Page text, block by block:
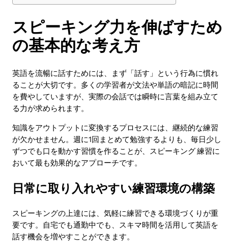
スピーキング力を伸ばすため
の基本的な考え方
英語を流暢に話すためには、まず「話す」という行為に慣れ
ることが大切です。多くの学習者が文法や単語の暗記に時間
を費やしていますが、実際の会話では瞬時に言葉を組み立て
る力が求められます。
知識をアウトプットに変換するプロセスには、継続的な練習
が欠かせません。週に1回まとめて勉強するよりも、毎日少し
ずつでも口を動かす習慣を作ることが、スピーキング 練習に
おいて最も効果的なアプローチです。
日常に取り入れやすい練習環境の構築
スピーキングの上達には、気軽に練習できる環境づくりが重
要です。自宅でも通勤中でも、スキマ時間を活用して英語を
話す機会を増やすことができます。